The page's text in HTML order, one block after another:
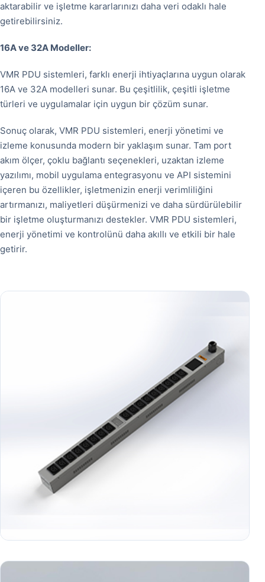
aktarabilir ve işletme kararlarınızı daha veri odaklı hale
getirebilirsiniz.
16A ve 32A Modeller:
VMR PDU sistemleri, farklı enerji ihtiyaçlarına uygun olarak
16A ve 32A modelleri sunar. Bu çeşitlilik, çeşitli işletme
türleri ve uygulamalar için uygun bir çözüm sunar.
Sonuç olarak, VMR PDU sistemleri, enerji yönetimi ve
izleme konusunda modern bir yaklaşım sunar. Tam port
akım ölçer, çoklu bağlantı seçenekleri, uzaktan izleme
yazılımı, mobil uygulama entegrasyonu ve API sistemini
içeren bu özellikler, işletmenizin enerji verimliliğini
artırmanızı, maliyetleri düşürmenizi ve daha sürdürülebilir
bir işletme oluşturmanızı destekler. VMR PDU sistemleri,
enerji yönetimi ve kontrolünü daha akıllı ve etkili bir hale
getirir.